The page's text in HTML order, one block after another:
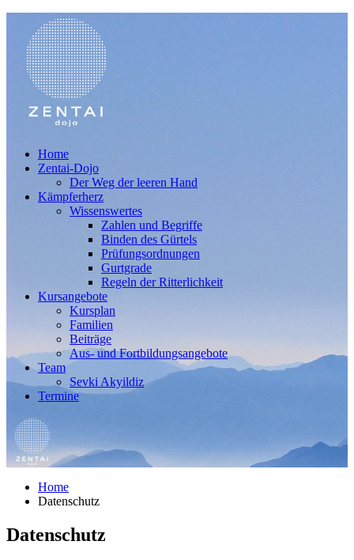
Home
Zentai-Dojo
Der Weg der leeren Hand
Kämpferherz
Wissenswertes
Zahlen und Begriffe
Binden des Gürtels
Prüfungsordnungen
Gurtgrade
Regeln der Ritterlichkeit
Kursangebote
Kursplan
Familien
Beiträge
Aus- und Fortbildungsangebote
Team
Sevki Akyildiz
Termine
Home
Datenschutz
Datenschutz